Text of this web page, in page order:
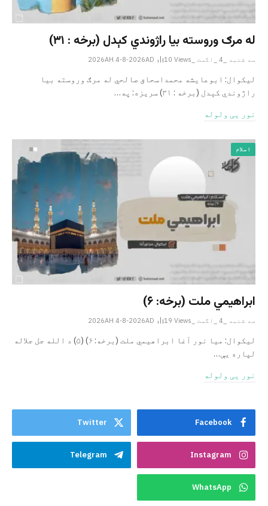
له مرګ وروسته بیا راژوندي کېدل (برخه : ۳۱)
سه شنبه _4 _اگست _2026AH 4-8-2026AD 10 Views
لیکوال: ابوعایشه محمداسحاق صالحي له مرګ وروسته بیا
راژوندي کېدل (برخه : ۳۱) سریزه: په…
نور یی ولوله
اسلام
ابراهيمي ملت (برخه: ۶)
سه شنبه _4 _اگست _2026AH 4-8-2026AD 19 Views
ليکوال: میا نور آغا ابراهيمي ملت (برخه: ۶) (۵) د الله جل جلاله
لپاره یې…
نور یی ولوله
Facebook
Twitter
Instagram
Telegram
WhatsApp